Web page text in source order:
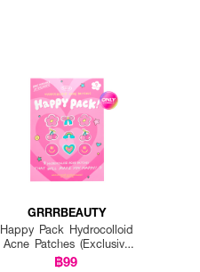
GRRRBEAUTY
Happy Pack Hydrocolloid
Acne Patches (Exclusive
EVEANDBOY)
฿99